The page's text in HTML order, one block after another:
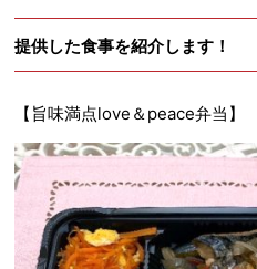
提供した食事を紹介します！
【旨味満点love＆peace弁当】